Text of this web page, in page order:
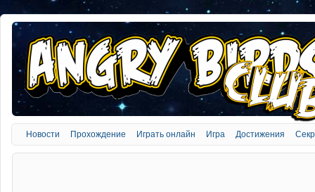
Новости Прохождение Играть онлайн Игра Достижения